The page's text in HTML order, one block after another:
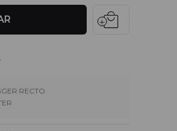
local_mall
RECTO